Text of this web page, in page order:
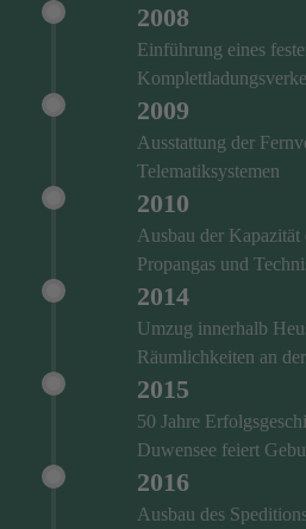
2008
Einführung eines
2009
Ausstattung der
Telematiksystemen
2010
Ausbau der Kapazität
Propangas und
2014
Umzug innerhalb
Räumlichkeiten an
2015
50 Jahre
Duwensee feiert
2016
Ausbau des